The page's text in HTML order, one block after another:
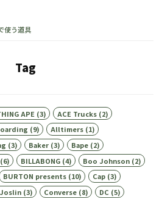
使う道具
Tag
APE (3) ACE Trucks(2)
(9) Alltimers(1)
(3) Baker(3) Bape(2)
BILLABONG(4) Boo Johnson(2)
BURTON presents(10) Cap(3)
(3) Converse(8) DC (5)